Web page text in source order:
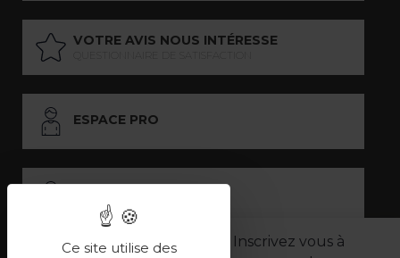
Inscrivez vous à
VOTRE AVIS NOUS INTÉRESSE
ESPACE PRO
Ce site utilise des